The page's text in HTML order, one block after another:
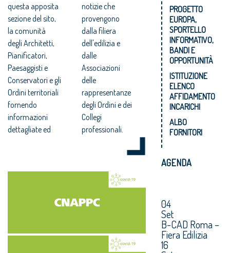
questa apposita
sezione del sito,
la comunità
degli Architetti,
Pianificatori,
Paesaggisti e
Conservatori e gli
Ordini territoriali
fornendo
informazioni
dettagliate ed
notizie che
provengono
dalla filiera
dell'edilizia e
dalle
Associazioni
delle
rappresentanze
degli Ordini e dei
Collegi
professionali.
PROGETTO
EUROPA,
SPORTELLO
INFORMATIVO,
BANDI E
OPPORTUNITÀ
ISTITUZIONE
ELENCO
AFFIDAMENTO
INCARICHI
ALBO
FORNITORI
AGENDA
04
Set
B-CAD Roma –
Fiera Edilizia
16